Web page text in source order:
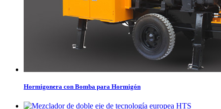
Hormigonera con Bomba para Hormigón